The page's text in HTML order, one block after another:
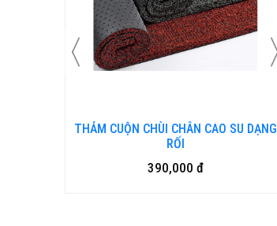
THẢM CUỘN CHÙI CHÂN CAO SU DẠNG
RỐI
390,000 đ